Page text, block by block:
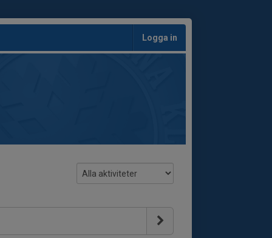
Logga in